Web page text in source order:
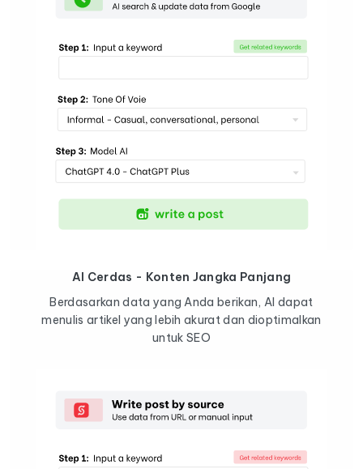
AI Cerdas - Konten Jangka Panjang
Berdasarkan data yang Anda berikan, AI dapat
menulis artikel yang lebih akurat dan dioptimalkan
untuk SEO